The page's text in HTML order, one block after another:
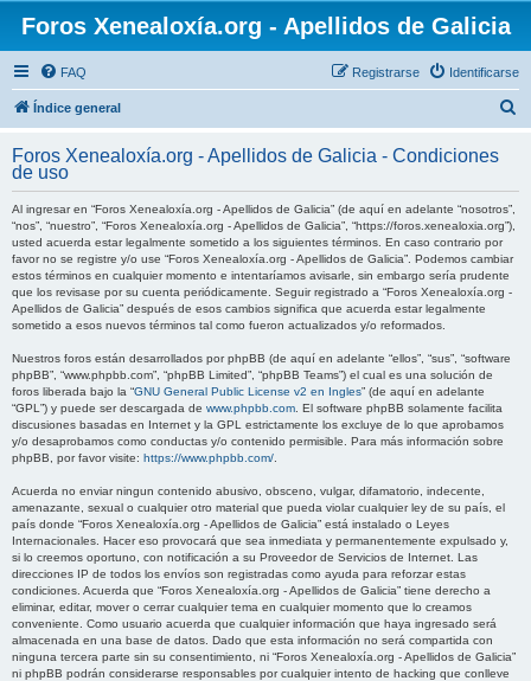
Foros Xenealoxía.org - Apellidos de Galicia
FAQ Identificarse
Registrarse
Índice general
c
Foros Xenealoxía.org - Apellidos de Galicia - Condiciones
de uso
Al ingresar en “Foros Xenealoxía.org - Apellidos de Galicia” (de aquí en adelante “nosotros”,
“nos”, “nuestro”, “Foros Xenealoxía.org - Apellidos de Galicia”, “https://foros.xenealoxia.org”),
usted acuerda estar legalmente sometido a los siguientes términos. En caso contrario por
favor no se registre y/o use “Foros Xenealoxía.org - Apellidos de Galicia”. Podemos cambiar
estos términos en cualquier momento e intentaríamos avisarle, sin embargo sería prudente
que los revisase por su cuenta periódicamente. Seguir registrado a “Foros Xenealoxía.org -
Apellidos de Galicia” después de esos cambios significa que acuerda estar legalmente
sometido a esos nuevos términos tal como fueron actualizados y/o reformados.
Nuestros foros están desarrollados por phpBB (de aquí en adelante “ellos”, “sus”, “software
phpBB”, “www.phpbb.com”, “phpBB Limited”, “phpBB Teams”) el cual es una solución de
foros liberada bajo la “GNU General Public License v2 en Ingles” (de aquí en adelante
“GPL”) y puede ser descargada de www.phpbb.com . El software phpBB solamente facilita
discusiones basadas en Internet y la GPL estrictamente los excluye de lo que aprobamos
y/o desaprobamos como conductas y/o contenido permisible. Para más información sobre
phpBB, por favor visite: https://www.phpbb.com/
Acuerda no enviar ningun contenido abusivo, obsceno, vulgar, difamatorio, indecente,
amenazante, sexual o cualquier otro material que pueda violar cualquier ley de su país, el
país donde “Foros Xenealoxía.org - Apellidos de Galicia” está instalado o Leyes
Internacionales. Hacer eso provocará que sea inmediata y permanentemente expulsado y,
si lo creemos oportuno, con notificación a su Proveedor de Servicios de Internet. Las
direcciones IP de todos los envíos son registradas como ayuda para reforzar estas
condiciones. Acuerda que “Foros Xenealoxía.org - Apellidos de Galicia” tiene derecho a
eliminar, editar, mover o cerrar cualquier tema en cualquier momento que lo creamos
conveniente. Como usuario acuerda que cualquier información que haya ingresado será
almacenada en una base de datos. Dado que esta información no será compartida con
ninguna tercera parte sin su consentimiento, ni “Foros Xenealoxía.org - Apellidos de Galicia”
ni phpBB podrán considerarse responsables por cualquier intento de hacking que conlleve